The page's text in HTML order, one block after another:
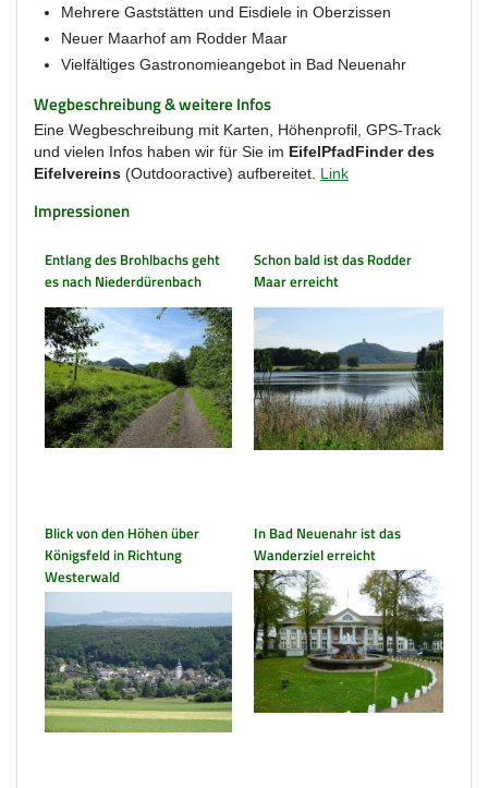
Mehrere Gaststätten und Eisdiele in Oberzissen
Neuer Maarhof am Rodder Maar
Vielfältiges Gastronomieangebot in Bad Neuenahr
Wegbeschreibung & weitere Infos
Eine Wegbeschreibung mit Karten, Höhenprofil, GPS-Track
und vielen Infos haben wir für Sie im EifelPfadFinder des
Eifelvereins (Outdooractive) aufbereitet. Link
Impressionen
Entlang des Brohlbachs geht
es nach Niederdürenbach
Schon bald ist das Rodder
Maar erreicht
Blick von den Höhen über
Königsfeld in Richtung
Westerwald
In Bad Neuenahr ist das
Wanderziel erreicht